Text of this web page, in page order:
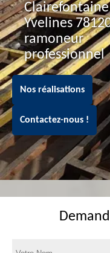
Clairefontaine
Yvelines
ramoneur
professionnel
Nos réalisations
Contactez-nous !